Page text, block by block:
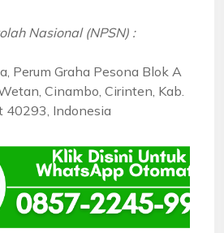
Nasional (NPSN) :
Perum Graha Pesona Blok A
Cinambo, Cirinten, Kab.
40293, Indonesia